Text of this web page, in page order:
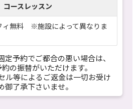
コースレッスン
ィ無料 ※施設によって異なりま
予約でご都合の悪い場合は、
の振替がいただけます。
ル等によるご返金は一切お受け
御了承下さいませ。